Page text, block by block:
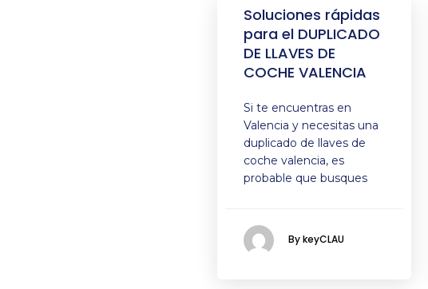
Soluciones rápidas
para el DUPLICADO
DE LLAVES DE
COCHE VALENCIA
Si te encuentras en
Valencia y necesitas una
duplicado de llaves de
coche valencia, es
probable que busques
By keyCLAU